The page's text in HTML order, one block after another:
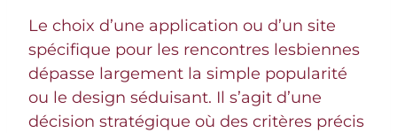
Le choix d’une application ou d’un site
spécifique pour les rencontres lesbiennes
dépasse largement la simple popularité
ou le design séduisant. Il s’agit d’une
décision stratégique où des critères précis